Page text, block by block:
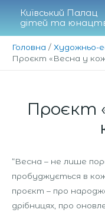
вмісту
Київський Палац
дітей та
Головна
Художньо-
Проєкт «Весна у
Проєкт
“Весна – не лише
пробуджується в
проєкт – про
дрібницях, про